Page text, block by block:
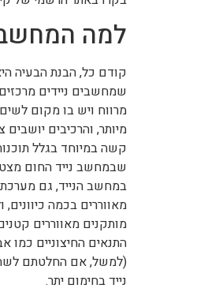
למה
קודם כל, הבנת הבעיה
שמחשבים ניידים
מרווח ויש בו מקום
מיותר, והרכיבים
קשה במיוחד בגלל
שבמחשב נייד החום
במחשב הנייד, גם
מאווררים בכמה
מותקנים מאווררים
התנאים החיצוניים
(למשל, אם החלטתם
נייד בחימום יתר.